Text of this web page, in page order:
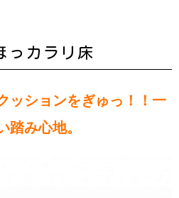
っカラリ床
ッションをぎゅっ！！一
踏み心地。